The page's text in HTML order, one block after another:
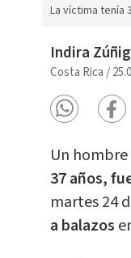
La víctima tenía
Indira
Costa Rica /
Un
37 años,
martes 24
a balazos